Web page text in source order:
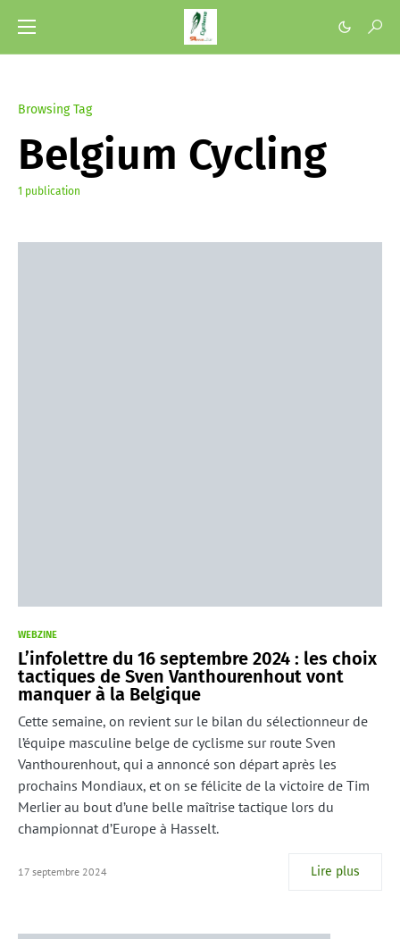
Browsing Tag
Belgium Cycling
1 publication
WEBZINE
L’infolettre du 16 septembre 2024 : les choix
tactiques de Sven Vanthourenhout vont
manquer à la Belgique
Cette semaine, on revient sur le bilan du sélectionneur de
l’équipe masculine belge de cyclisme sur route Sven
Vanthourenhout, qui a annoncé son départ après les
prochains Mondiaux, et on se félicite de la victoire de Tim
Merlier au bout d’une belle maîtrise tactique lors du
championnat d’Europe à Hasselt.
17 septembre 2024 Lire plus